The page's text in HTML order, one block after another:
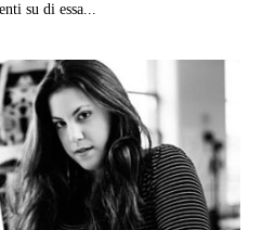
su di essa...